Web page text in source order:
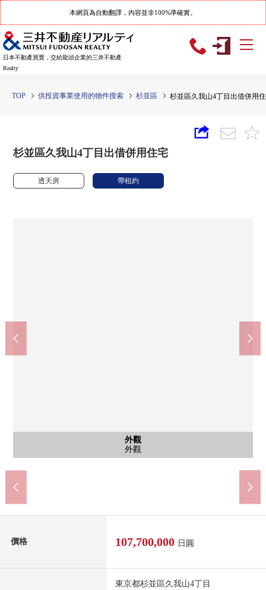
本網頁為自動翻譯，內容並非100%準確實。
日本不動產買賣，交給龍頭企業的三井不動產
Realty
TOP 供投資事業使用的物件搜索 杉並區 杉並區久我山4丁目出借併用
杉並區久我山4丁目出借併用住宅
透天房 帶租約
外觀
外觀
外觀
外觀
含有前面道路的外觀
房屋前面道路
室內
和式房間
和式房間
和式房間
室內
其他
其他
和式房間
和式房間
院子
院子
其他
共有部分(銷售價格不包括供給品)
廁所
銷售價格不包括供給品
久我山站(京王井之頭線)(約490m)
步行7分鐘
久我山站(京王井之頭線)(約490m)
步行7分鐘
Peacock store久我山商店(約560m)
步行7分鐘
峰會商店久我山商店(約630m)
步行8分鐘
價格 107,700,000 日圓
東京都杉並區久我山4丁目